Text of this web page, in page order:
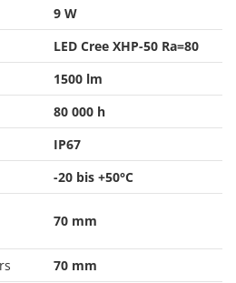
9 W
LED Cree XHP-50 Ra=80
1500 lm
80 000 h
IP67
-20 bis +50°C
70 mm
70 mm